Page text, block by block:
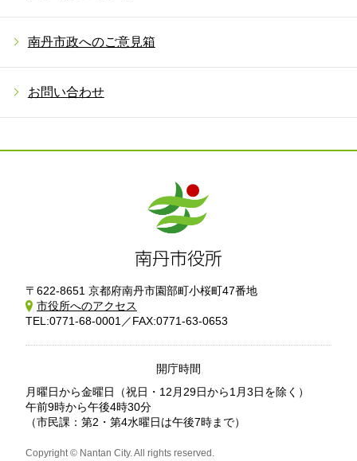
南丹市政へのご意見箱
お問い合わせ
〒622-8651 京都府南丹市園部町小桜町47番地
市役所へのアクセス
TEL:0771-68-0001／FAX:0771-63-0653
開庁時間
月曜日から金曜日
（祝日・12月29日から1月3日を除く）
午前9時から午後4時30分
（市民課：第2・第4水曜日は午後7時まで）
Copyright © Nantan City. All rights reserved.